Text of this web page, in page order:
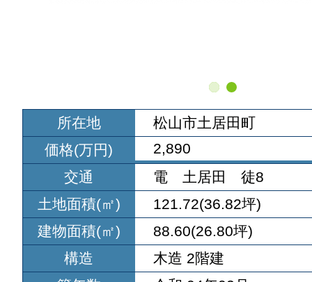
所在地
松山市土居田町
価格(万円)
2,890
交通
電 土居田 徒8
土地面積(㎡)
121.72(36.82坪)
建物面積(㎡)
88.60(26.80坪)
構造
木造 2階建